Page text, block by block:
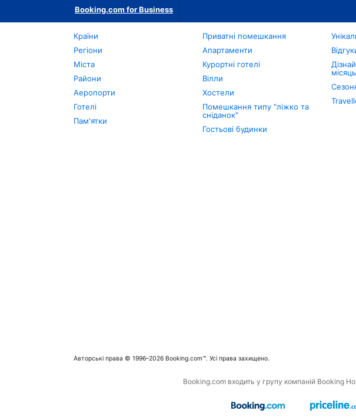
Booking.com for Business
Країни
Регіони
Міста
Райони
Аеропорти
Готелі
Пам'ятки
Приватні помешкання
Апартаменти
Курортні готелі
Вілли
Хостели
Помешкання типу "ліжко та
сніданок"
Гостьові будинки
місяць
Авторські права © 1996–2026 Booking.com™. Усі права захищено.
Booking.com входить у групу компаній Booking